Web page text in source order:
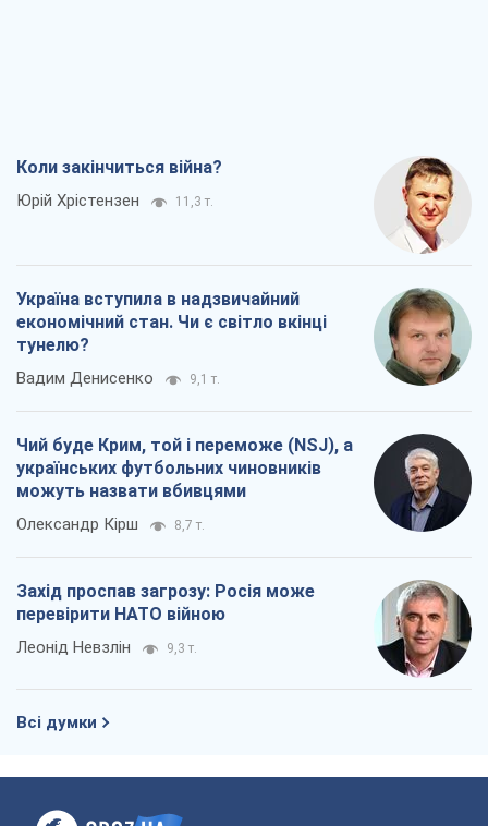
Коли закінчиться війна?
Юрій Хрістензен 11,3 т.
Україна вступила в надзвичайний
економічний стан. Чи є світло вкінці
тунелю?
Вадим Денисенко 9,1 т.
Чий буде Крим, той і переможе (NSJ), а
українських футбольних чиновників
можуть назвати вбивцями
Олександр Кірш 8,7 т.
Захід проспав загрозу: Росія може
перевірити НАТО війною
Леонід Невзлін 9,3 т.
Всі думки